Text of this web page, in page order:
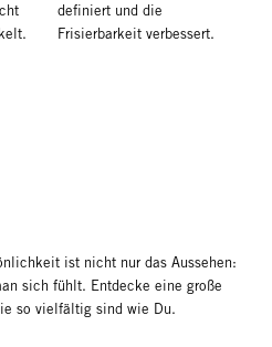
definiert und die
Frisierbarkeit verbessert.
gleichzeitig die Elastizität
bewahrt.
NEU
ist nicht nur das Aussehen:
sich fühlt. Entdecke eine große
so vielfältig sind wie Du.